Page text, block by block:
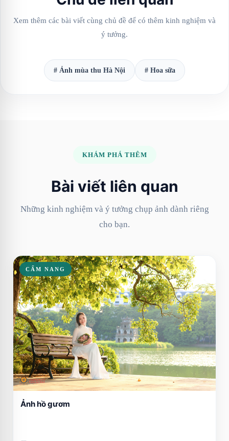
Xem thêm các bài viết cùng chủ đề để có thêm kinh nghiệm và
ý tưởng.
# Ảnh mùa thu Hà Nội # Hoa sữa
KHÁM PHÁ THÊM
Bài viết liên quan
Những kinh nghiệm và ý tưởng chụp ảnh dành riêng
cho bạn.
CẨM NANG
Ảnh hồ gươm